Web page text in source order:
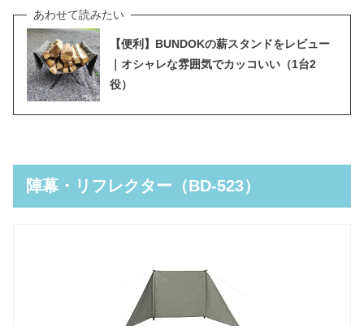
【便利】BUNDOKの薪スタンドをレビュー
｜オシャレな雰囲気でカッコいい（1台2
役）
陣幕・リフレクター（BD-523）